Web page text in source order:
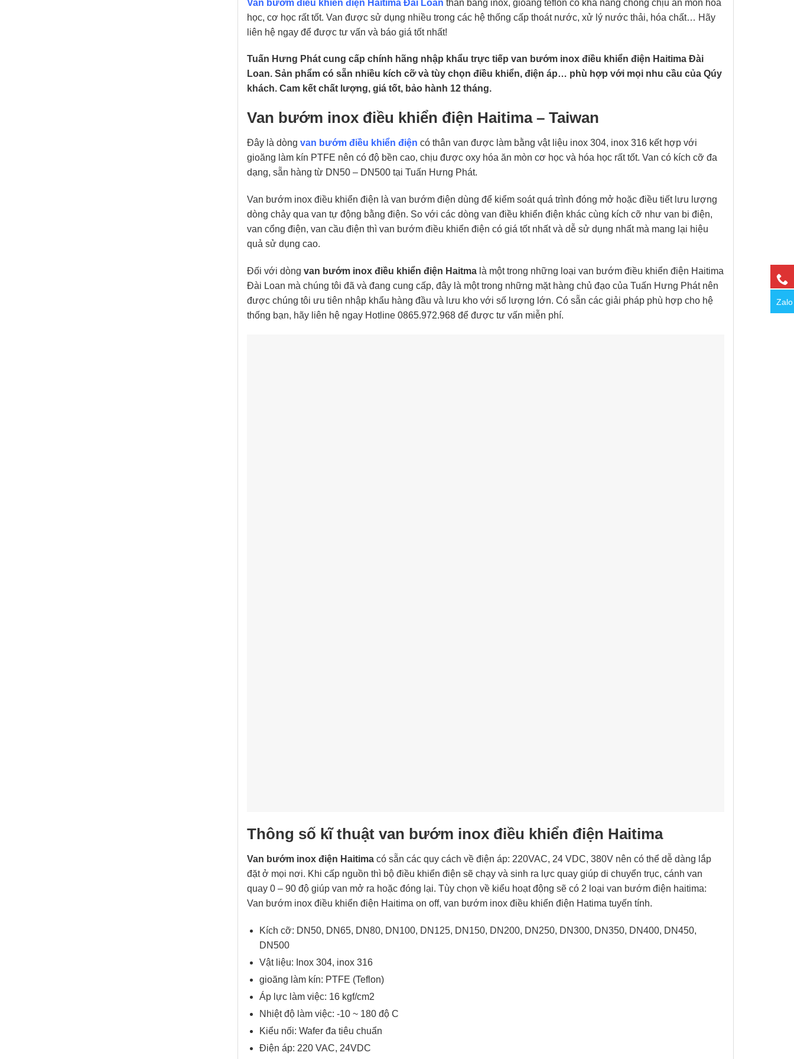
Van bướm điều khiển điện Haitima Đài Loan thân bằng inox, gioăng teflon có khả năng chống chịu ăn mòn hóa
học, cơ học rất tốt. Van được sử dụng nhiều trong các hệ thống cấp thoát nước, xử lý nước thải, hóa chất… Hãy
liên hệ ngay để được tư vấn và báo giá tốt nhất!
Tuấn Hưng Phát cung cấp chính hãng nhập khẩu trực tiếp van bướm inox điều khiển điện Haitima Đài
Loan. Sản phẩm có sẵn nhiều kích cỡ và tùy chọn điều khiển, điện áp… phù hợp với mọi nhu cầu của Qúy
khách. Cam kết chất lượng, giá tốt, bảo hành 12 tháng.
Van bướm inox điều khiển điện Haitima – Taiwan
Đây là dòng van bướm điều khiển điện có thân van được làm bằng vật liệu inox 304, inox 316 kết hợp với
gioăng làm kín PTFE nên có độ bền cao, chịu được oxy hóa ăn mòn cơ học và hóa học rất tốt. Van có kích cỡ đa
dạng, sẵn hàng từ DN50 – DN500 tại Tuấn Hưng Phát.
Van bướm inox điều khiển điện là van bướm điện dùng để kiểm soát quá trình đóng mở hoặc điều tiết lưu lượng
dòng chảy qua van tự động bằng điện. So với các dòng van điều khiển điện khác cùng kích cỡ như van bi điện,
van cổng điện, van cầu điện thì van bướm điều khiển điện có giá tốt nhất và dễ sử dụng nhất mà mang lại hiệu
quả sử dụng cao.
Đối với dòng van bướm inox điều khiển điện Haitma là một trong những loại van bướm điều khiển điện Haitima
Đài Loan mà chúng tôi đã và đang cung cấp, đây là một trong những mặt hàng chủ đạo của Tuấn Hưng Phát nên
được chúng tôi ưu tiên nhập khẩu hàng đầu và lưu kho với số lượng lớn. Có sẵn các giải pháp phù hợp cho hệ
thống bạn, hãy liên hệ ngay Hotline 0865.972.968 để được tư vấn miễn phí.
Thông số kĩ thuật van bướm inox điều khiển điện Haitima
Van bướm inox điện Haitima có sẵn các quy cách về điện áp: 220VAC, 24 VDC, 380V nên có thể dễ dàng lắp
đặt ở mọi nơi. Khi cấp nguồn thì bộ điều khiển điện sẽ chạy và sinh ra lực quay giúp di chuyển trục, cánh van
quay 0 – 90 độ giúp van mở ra hoặc đóng lại. Tùy chọn về kiểu hoạt động sẽ có 2 loại van bướm điện haitima:
Van bướm inox điều khiển điện Haitima on off, van bướm inox điều khiển điện Hatima tuyến tính.
Kích cỡ: DN50, DN65, DN80, DN100, DN125, DN150, DN200, DN250, DN300, DN350, DN400, DN450,
DN500
Vật liệu: Inox 304, inox 316
gioăng làm kín: PTFE (Teflon)
Áp lực làm việc: 16 kgf/cm2
Nhiệt độ làm việc: -10 ~ 180 độ C
Kiểu nối: Wafer đa tiêu chuẩn
Điện áp: 220 VAC, 24VDC
Zalo